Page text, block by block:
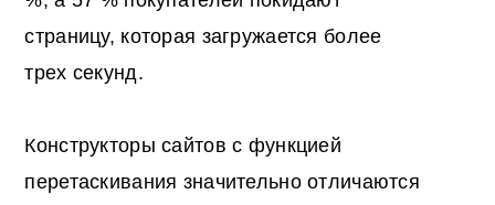
страницу, которая загружается более
трех секунд.
Конструкторы сайтов с функцией
перетаскивания значительно отличаются